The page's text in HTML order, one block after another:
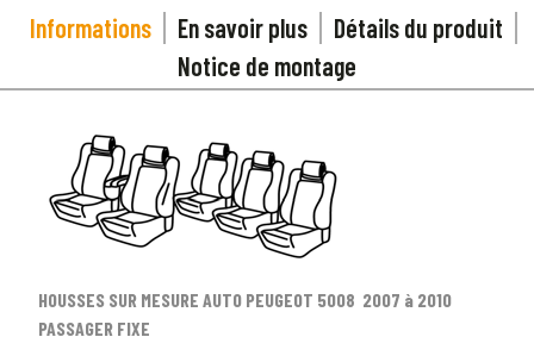
Informations En savoir plus
Détails du produit
Notice de montage
HOUSSES SUR MESURE AUTO PEUGEOT 5008 2007 à 2010
PASSAGER FIXE